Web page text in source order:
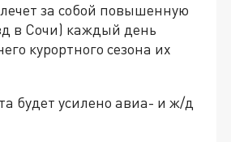
за собой повышенную
в Сочи) каждый день
курортного сезона их
будет усилено авиа- и ж/д